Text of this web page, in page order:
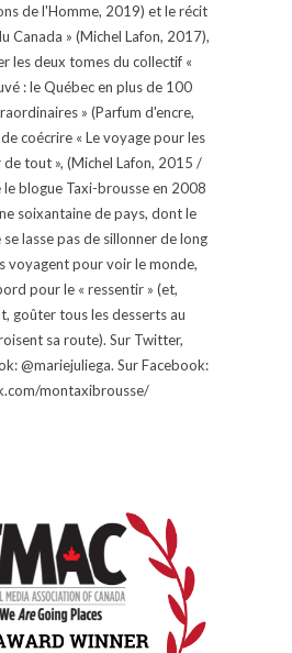
de l'Homme, 2019) et le récit
Canada » (Michel Lafon, 2017),
les deux tomes du collectif «
: le Québec en plus de 100
» (Parfum d'encre,
coécrire « Le voyage pour les
tout », (Michel Lafon, 2015 /
le blogue Taxi-brousse en 2008
soixantaine de pays, dont le
lasse pas de sillonner de long
voyagent pour voir le monde,
pour le « ressentir » (et,
goûter tous les desserts au
sa route). Sur Twitter,
@mariejuliega. Sur Facebook:
montaxibrousse/